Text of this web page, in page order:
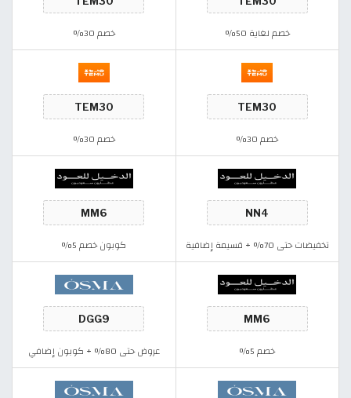
خصم لغاية 50% خصم 30%
خصم 30% خصم 30%
تخفيضات حتى 70% + قسيمة إضافية كوبون خصم 5%
خصم 5% عروض حتى 80% + كوبون إضافي